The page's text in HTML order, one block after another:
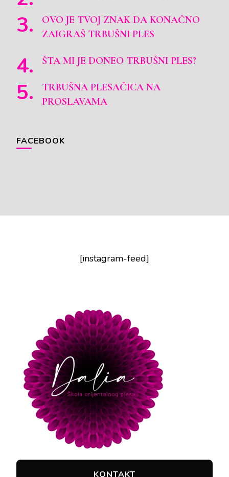
OVO JE TVOJ ZNAK DA KONAČNO
ZAIGRAŠ TRBUŠNI PLES
ŠTA MI JE DONEO TRBUŠNI PLES?
TRBUŠNA PLESAČICA NA
PROSLAVAMA
FACEBOOK
[instagram-feed]
KONTAKT